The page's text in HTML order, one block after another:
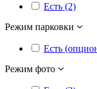
Есть (2)
Режим парковки
Есть
Режим фото